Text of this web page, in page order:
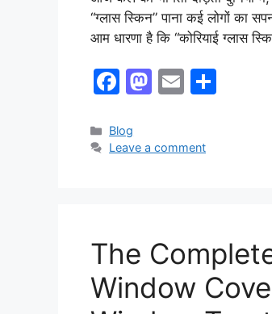
“ग्लास स्किन” पाना कई लोगों का
आम धारणा है कि “कोरियाई ग्लास
F
c
e
k
M
o
n
E
l
Categories
Blog
Leave a comment
The
Window